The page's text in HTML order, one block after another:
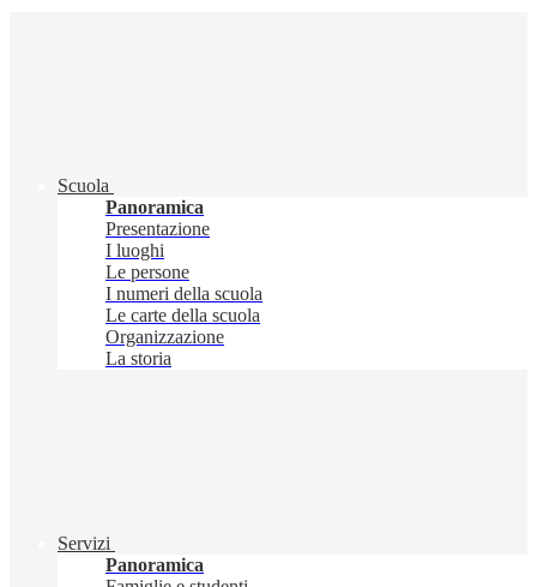
Scuola
Panoramica
Presentazione
I luoghi
Le persone
I numeri della scuola
Le carte della scuola
Organizzazione
La storia
Servizi
Panoramica